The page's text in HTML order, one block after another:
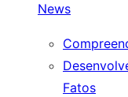
News
Fatos